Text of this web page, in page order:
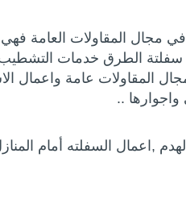
المقاولات العامة
الطرق خدمات التشطيب
المقاولات عامة واعمال
..
,اعمال السفلته أمام